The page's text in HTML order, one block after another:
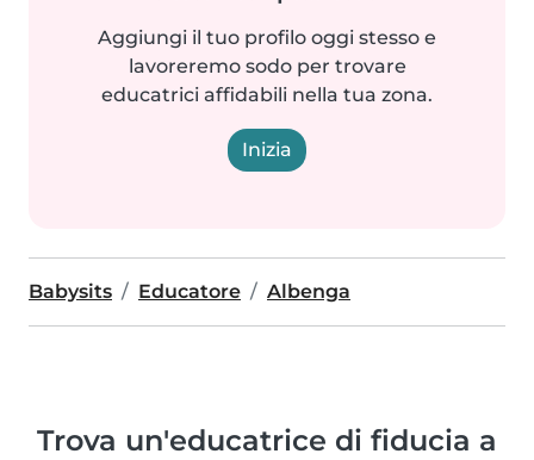
Aggiungi il tuo profilo oggi stesso e
lavoreremo sodo per trovare
educatrici affidabili nella tua zona.
Inizia
Babysits Educatore Albenga
Trova un'educatrice di fiducia a